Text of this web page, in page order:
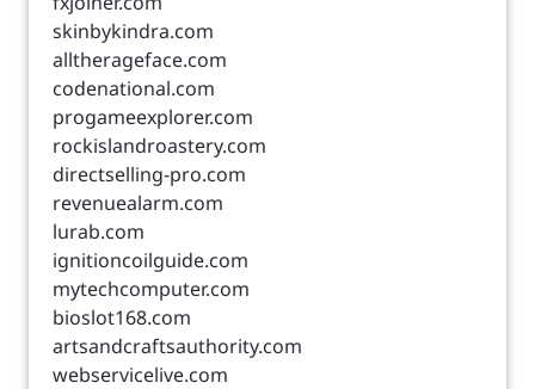
skinbykindra.com
alltherageface.com
codenational.com
progameexplorer.com
rockislandroastery.com
directselling-pro.com
revenuealarm.com
lurab.com
ignitioncoilguide.com
mytechcomputer.com
bioslot168.com
artsandcraftsauthority.com
webservicelive.com